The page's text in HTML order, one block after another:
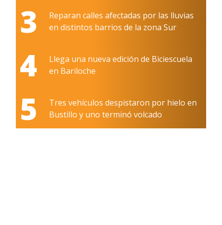
3
Reparan calles afectadas por las lluvias
en distintos barrios de la zona Sur
4
Llega una nueva edición de Biciescuela
en Bariloche
5
Tres vehículos despistaron por hielo en
Bustillo y uno terminó volcado